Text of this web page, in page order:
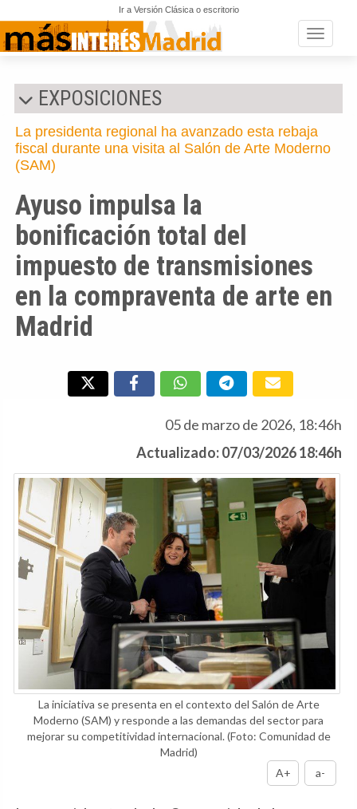
Ir a Versión Clásica o escritorio
Toggle
EXPOSICIONES
La presidenta regional ha avanzado esta rebaja
fiscal durante una visita al Salón de Arte Moderno
(SAM)
Ayuso impulsa la
bonificación total del
impuesto de transmisiones
en la compraventa de arte en
Madrid
05 de marzo de 2026, 18:46h
Actualizado: 07/03/2026 18:46h
La iniciativa se presenta en el contexto del Salón de Arte
Moderno (SAM) y responde a las demandas del sector para
mejorar su competitividad internacional.(Foto: Comunidad de
Madrid)
A+
a-